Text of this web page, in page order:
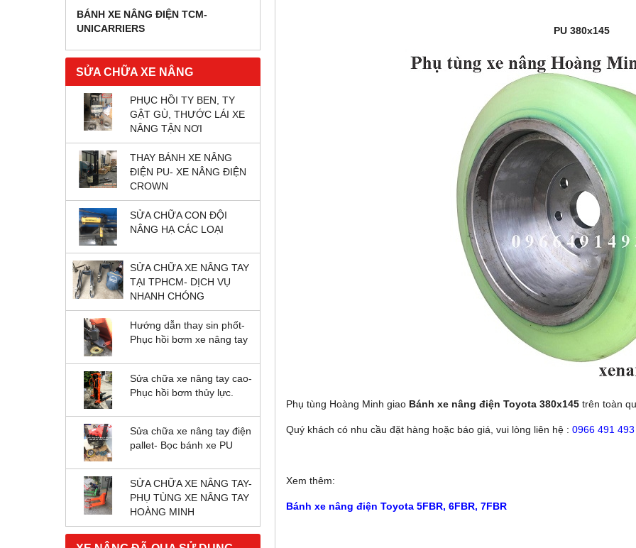
BÁNH XE NÂNG ĐIỆN TCM-
UNICARRIERS
SỬA CHỮA XE NÂNG
PHỤC HỒI TY BEN, TY
GẬT GÙ, THƯỚC LÁI XE
NÂNG TẬN NƠI
THAY BÁNH XE NÂNG
ĐIỆN PU- XE NÂNG ĐIỆN
CROWN
SỬA CHỮA CON ĐỘI
NÂNG HẠ CÁC LOẠI
SỬA CHỮA XE NÂNG TAY
TẠI TPHCM- DỊCH VỤ
NHANH CHÓNG
Hướng dẫn thay sin phốt-
Phục hồi bơm xe nâng tay
Sửa chữa xe nâng tay cao-
Phục hồi bơm thủy lực.
Sửa chữa xe nâng tay điện
pallet- Bọc bánh xe PU
SỬA CHỮA XE NÂNG TAY-
PHỤ TÙNG XE NÂNG TAY
HOÀNG MINH
PU 380x145
Phụ tùng Hoàng Minh giao Bánh xe nâng điện Toyota 380x145 trên toàn
Quý khách có nhu cầu đặt hàng hoặc báo giá, vui lòng liên hệ : 0966 491 493
Xem thêm:
Bánh xe nâng điện Toyota 5FBR, 6FBR, 7FBR